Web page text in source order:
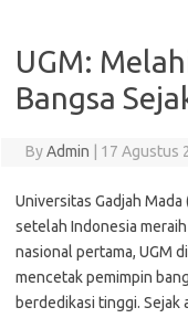
UGM:
Bangsa
ByAdmin 17 Agustus
Universitas Gadjah
setelah Indonesia
nasional pertama, UGM
mencetak pemimpin
berdedikasi tinggi. Sejak